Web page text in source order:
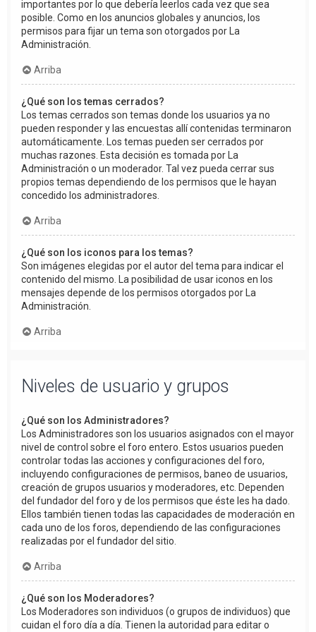
importantes por lo que debería leerlos cada vez que sea
posible. Como en los anuncios globales y anuncios, los
permisos para fijar un tema son otorgados por La
Administración.
Arriba
¿Qué son los temas cerrados?
Los temas cerrados son temas donde los usuarios ya no
pueden responder y las encuestas allí contenidas terminaron
automáticamente. Los temas pueden ser cerrados por
muchas razones. Esta decisión es tomada por La
Administración o un moderador. Tal vez pueda cerrar sus
propios temas dependiendo de los permisos que le hayan
concedido los administradores.
Arriba
¿Qué son los iconos para los temas?
Son imágenes elegidas por el autor del tema para indicar el
contenido del mismo. La posibilidad de usar iconos en los
mensajes depende de los permisos otorgados por La
Administración.
Arriba
Niveles de usuario y grupos
¿Qué son los Administradores?
Los Administradores son los usuarios asignados con el mayor
nivel de control sobre el foro entero. Estos usuarios pueden
controlar todas las acciones y configuraciones del foro,
incluyendo configuraciones de permisos, baneo de usuarios,
creación de grupos usuarios y moderadores, etc. Dependen
del fundador del foro y de los permisos que éste les ha dado.
Ellos también tienen todas las capacidades de moderación en
cada uno de los foros, dependiendo de las configuraciones
realizadas por el fundador del sitio.
Arriba
¿Qué son los Moderadores?
Los Moderadores son individuos (o grupos de individuos) que
cuidan el foro día a día. Tienen la autoridad para editar o